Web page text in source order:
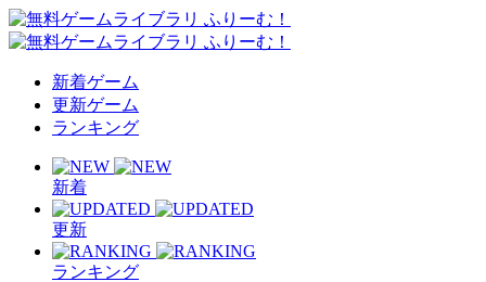
新着ゲーム
更新ゲーム
ランキング
新着
更新
ランキング